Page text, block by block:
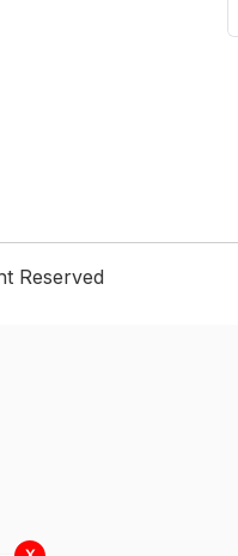
X
Reserved